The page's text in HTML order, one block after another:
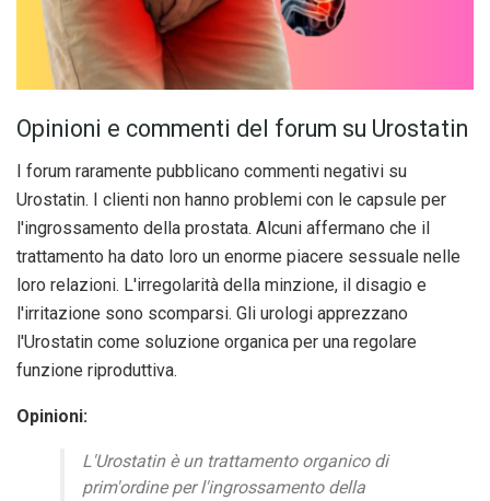
Opinioni e commenti del forum su Urostatin
I forum raramente pubblicano commenti negativi su
Urostatin. I clienti non hanno problemi con le capsule per
l'ingrossamento della prostata. Alcuni affermano che il
trattamento ha dato loro un enorme piacere sessuale nelle
loro relazioni. L'irregolarità della minzione, il disagio e
l'irritazione sono scomparsi. Gli urologi apprezzano
l'Urostatin come soluzione organica per una regolare
funzione riproduttiva.
Opinioni:
L'Urostatin è un trattamento organico di
prim'ordine per l'ingrossamento della